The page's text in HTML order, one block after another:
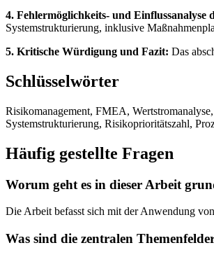
4. Fehlermöglichkeits- und Einflussanalyse
Systemstrukturierung, inklusive
5. Kritische Würdigung und Fazit: Das
Schlüsselwörter
Risikomanagement, FMEA,
Systemstrukturierung, Risikoprioritätszahl,
Häufig gestellte Fragen
Worum geht es in dieser Arbeit
Die Arbeit befasst sich mit der Anwendung
Was sind die zentralen